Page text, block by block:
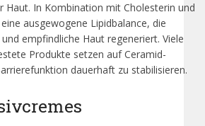
Haut. In Kombination mit Cholesterin und
ausgewogene Lipidbalance, die
empfindliche Haut regeneriert. Viele
Produkte setzen auf Ceramid-
dauerhaft zu stabilisieren.